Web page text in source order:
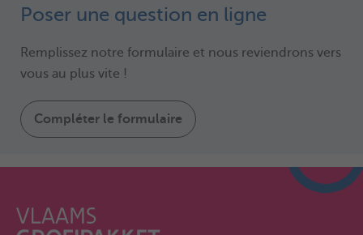
Poser une question en ligne
Remplissez notre formulaire et nous reviendrons vers
vous au plus vite !
Compléter le formulaire